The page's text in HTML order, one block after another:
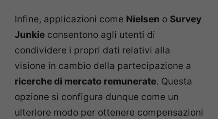
Infine, applicazioni come Nielsen o Survey
Junkie consentono agli utenti di
condividere i propri dati relativi alla
visione in cambio della partecipazione a
ricerche di mercato remunerate. Questa
opzione si configura dunque come un
ulteriore modo per ottenere compensazioni